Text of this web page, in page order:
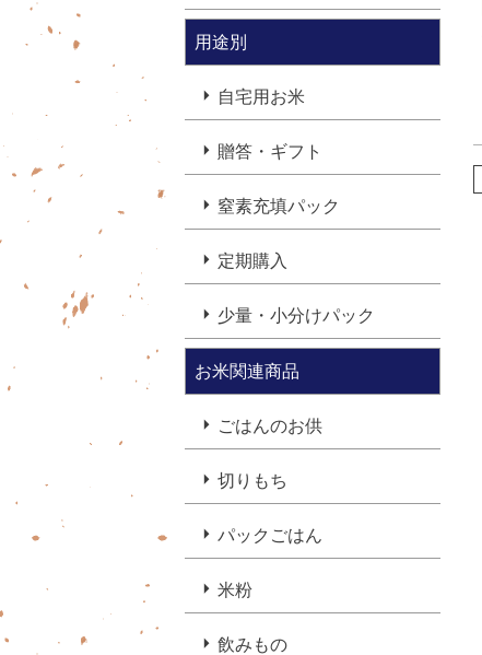
用途別
自宅用お米
贈答・ギフト
窒素充填パック
定期購入
少量・小分けパック
お米関連商品
ごはんのお供
切りもち
パックごはん
米粉
飲みもの